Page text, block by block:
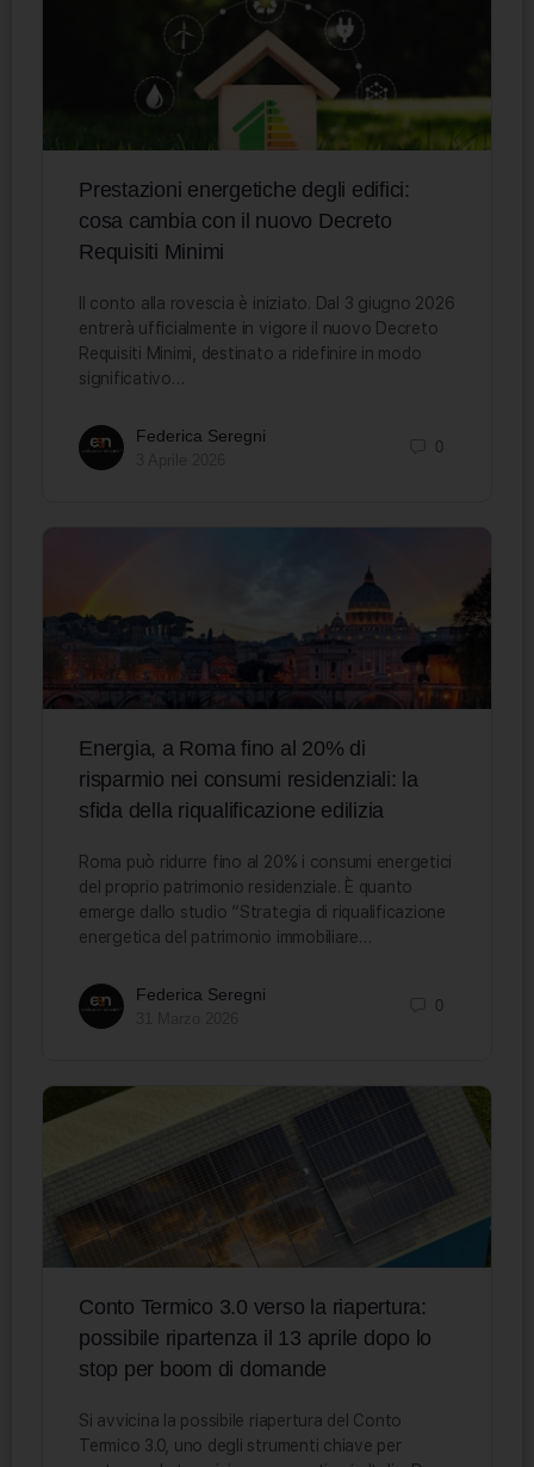
Prestazioni energetiche degli edifici:
cosa cambia con il nuovo Decreto
Requisiti Minimi
Il conto alla rovescia è iniziato. Dal 3 giugno 2026
entrerà ufficialmente in vigore il nuovo Decreto
Requisiti Minimi, destinato a ridefinire in modo
significativo…
Federica Seregni
0
Energia, a Roma fino al 20% di
risparmio nei consumi residenziali: la
sfida della riqualificazione edilizia
Roma può ridurre fino al 20% i consumi energetici
del proprio patrimonio residenziale. È quanto
emerge dallo studio “Strategia di riqualificazione
energetica del patrimonio immobiliare…
Federica Seregni
0
Conto Termico 3.0 verso la riapertura:
possibile ripartenza il 13 aprile dopo lo
stop per boom di domande
Si avvicina la possibile riapertura del Conto
Termico 3.0, uno degli strumenti chiave per